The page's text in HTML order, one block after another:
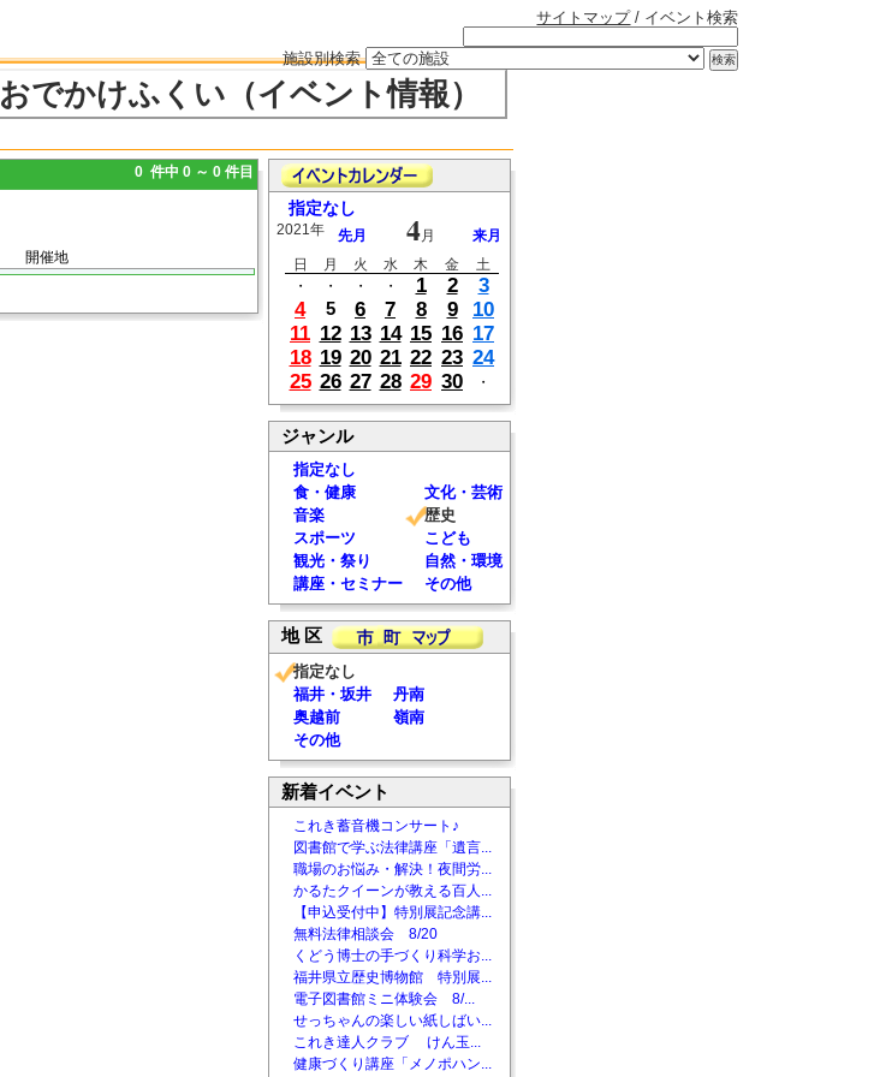
サイトマップ/ イベント検索
施設別検索
おでかけふくい（イベント情報）
0 件中 0 ～ 0 件目
開催地
指定なし
2021年 先月 4月
来月
日
月 火 水 木 金
土
・
・ ・ ・ 1 2
3
4
5 6 7 8 9
10
11 12 13 14 15 16 17
18 19 20 21 22 23 24
25 26 27 28 29 30 ・
ジャンル
指定なし
食・健康
文化・芸術
音楽
歴史
スポーツ
こども
観光・祭り
自然・環境
講座・セミナー
その他
地 区
指定なし
福井・坂井
丹南
奥越前
嶺南
その他
新着イベント
これき蓄音機コンサート♪
図書館で学ぶ法律講座「遺言...
職場のお悩み・解決！夜間労...
かるたクイーンが教える百人...
【申込受付中】特別展記念講...
無料法律相談会 8/20
くどう博士の手づくり科学お...
福井県立歴史博物館 特別展...
電子図書館ミニ体験会 8/...
せっちゃんの楽しい紙しばい...
これき達人クラブ けん玉...
健康づくり講座「メノポハン...